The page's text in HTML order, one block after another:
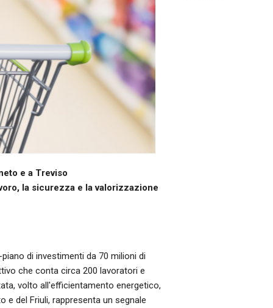
e a Treviso
la sicurezza e la valorizzazione
di investimenti da 70 milioni di
che conta circa 200 lavoratori e
volto all'efficientamento energetico,
e del Friuli, rappresenta un segnale